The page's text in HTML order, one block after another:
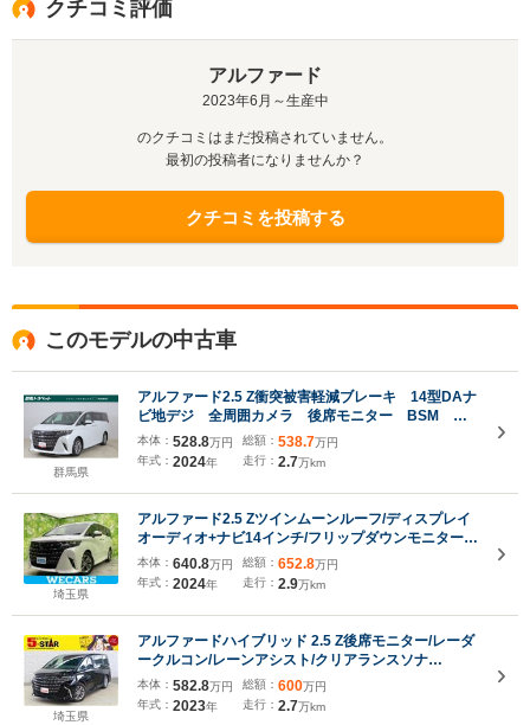
クチコミ評価
アルファード
2023年6月～生産中
のクチコミはまだ投稿されていません。
最初の投稿者になりませんか？
クチコミを投稿する
このモデルの中古車
群馬県
アルファード2.5 Z衝突被害軽減ブレーキ 14型DAナ
ビ地デジ 全周囲カメラ 後席モニター BSM レ
ーダークルーズ ETC2.0 車線逸脱警報 シートヒ
ーター&クール 前後ドラレコ パワーバックドア
3眼LEDライト ワンオーナー
本体： 528.8万円
年式： 2024年
総額： 538.7万円
走行： 2.7万km
埼玉県
アルファード2.5 Zツインムーンルーフ/ディスプレイ
オーディオ+ナビ14インチ/フリップダウンモニター
純正 12.1インチ/デジタルインナーミラー/トヨタセー
フティセンス/両側電動スライドドア
本体： 640.8万円
年式： 2024年
総額： 652.8万円
走行： 2.9万km
埼玉県
アルファードハイブリッド 2.5 Z後席モニター/レーダ
ークルコン/レーンアシスト/クリアランスソナ
ー/PCS/ETC/100V電源/純正ナビ/地デジ/Bluetooth/バ
ックカメラ/LED/オートハイビーム/純正18AW
本体： 582.8万円
年式： 2023年
総額： 600万円
走行： 2.7万km